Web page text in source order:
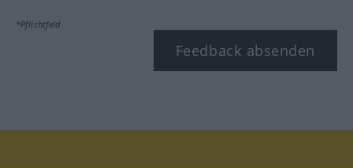
*Pflichtfeld
Feedback absenden